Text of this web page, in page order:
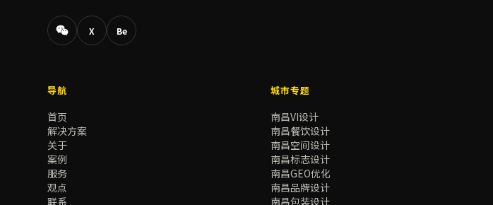
X Be
导航
首页
解决方案
关于
案例
服务
观点
联系
城市专题
南昌VI设计
南昌餐饮设计
南昌空间设计
南昌标志设计
南昌GEO优化
南昌品牌设计
南昌包装设计